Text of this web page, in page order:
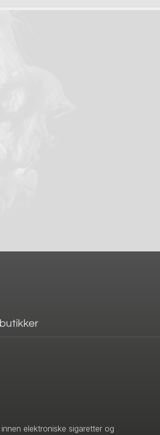
elektroniske sigaretter og